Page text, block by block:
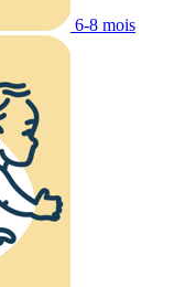
6-8 mois